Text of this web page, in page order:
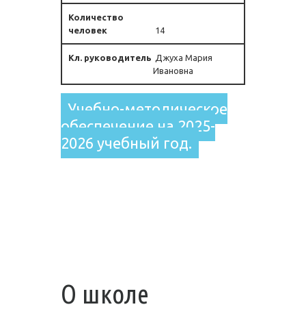
14
Джуха Мария
Ивановна
Учебно-методическое
обеспечение на 2025-
2026 учебный год.
О школе